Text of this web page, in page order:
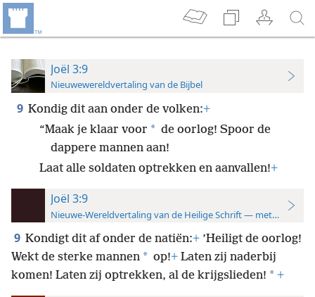
Joël 3:9
Nieuwewereldvertaling van de Bijbel
9 Kondig dit aan onder de volken:+
“Maak je klaar voor * de oorlog! Spoor de
dappere mannen aan!
Laat alle soldaten optrekken en aanvallen!+
Joël 3:9
Nieuwe-Wereldvertaling van de Heilige Schrift — met
9 Kondigt dit af onder de natiën:+ ’Heiligt de oorlog!
Wekt de sterke mannen * op!+ Laten zij naderbij
komen! Laten zij optrekken, al de krijgslieden! * +